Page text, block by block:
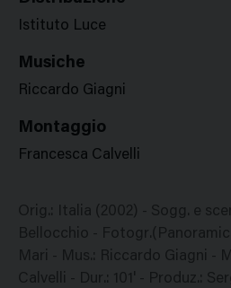
Istituto Luce
Musiche
Riccardo Giagni
Montaggio
Francesca Calvelli
Orig.: Italia (2002) - Sogg. e
Bellocchio -
Mari - Mus.: Riccardo Giagni -
Calvelli - Dur.: 101' - Produz.: